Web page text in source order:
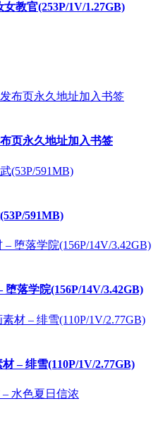
教官(253P/1V/1.27GB)
页永久地址加入书签
591MB)
堕落学院(156P/14V/3.42GB)
– 绯雪(110P/1V/2.77GB)